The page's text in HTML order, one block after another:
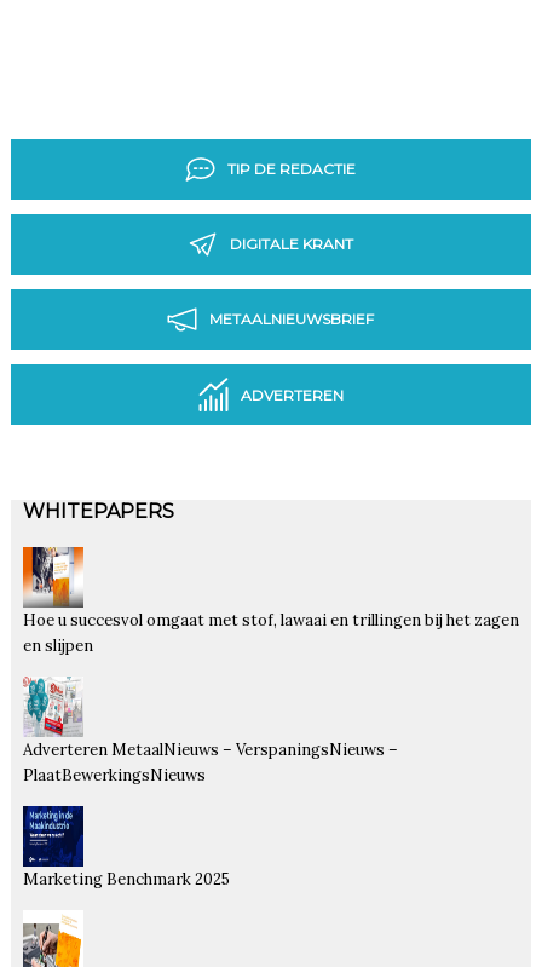
TIP DE REDACTIE
DIGITALE KRANT
METAALNIEUWSBRIEF
ADVERTEREN
WHITEPAPERS
Hoe u succesvol omgaat met stof, lawaai en trillingen bij het zagen
en slijpen
Adverteren MetaalNieuws – VerspaningsNieuws –
PlaatBewerkingsNieuws
Marketing Benchmark 2025